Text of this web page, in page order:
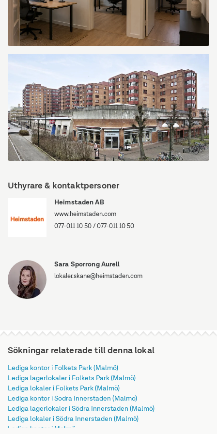
Uthyrare & kontaktpersoner
Heimstaden AB
www.heimstaden.com
077-011 10 50/077-011 10 50
Sara Sporrong Aurell
lokaler.skane@heimstaden.com
Sökningar relaterade till denna lokal
Lediga kontor i Folkets Park (Malmö)
Lediga lagerlokaler i Folkets Park (Malmö)
Lediga lokaler i Folkets Park (Malmö)
Lediga kontor i Södra Innerstaden (Malmö)
Lediga lagerlokaler i Södra Innerstaden (Malmö)
Lediga lokaler i Södra Innerstaden (Malmö)
Lediga kontor i Malmö